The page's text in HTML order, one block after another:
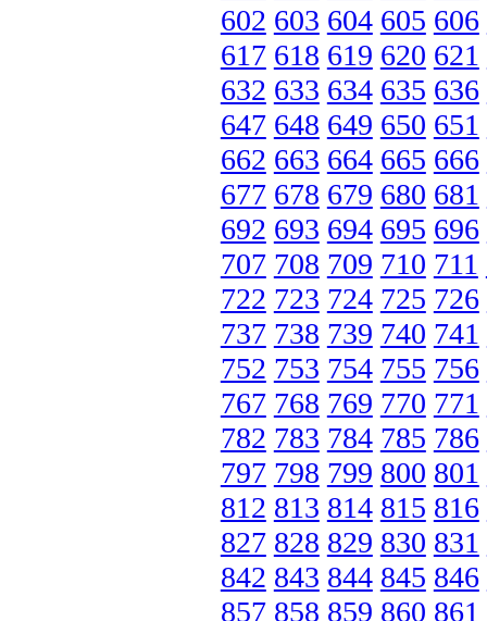
602 603 604 605 606
617 618 619 620 621
632 633 634 635 636
647 648 649 650 651
662 663 664 665 666
677 678 679 680 681
692 693 694 695 696
707 708 709 710 711
722 723 724 725 726
737 738 739 740 741
752 753 754 755 756
767 768 769 770 771
782 783 784 785 786
797 798 799 800 801
812 813 814 815 816
827 828 829 830 831
842 843 844 845 846
857 858 859 860 861